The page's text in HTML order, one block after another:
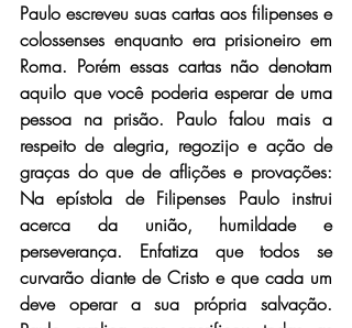
Paulo escreveu suas cartas aos filipenses e
colossenses enquanto era prisioneiro em
Roma. Porém essas cartas não denotam
aquilo que você poderia esperar de uma
pessoa na prisão. Paulo falou mais a
respeito de alegria, regozijo e ação de
graças do que de aflições e provações:
Na epístola de Filipenses Paulo instrui
acerca da união, humildade e
perseverança. Enfatiza que todos se
curvarão diante de Cristo e que cada um
deve operar a sua própria salvação.